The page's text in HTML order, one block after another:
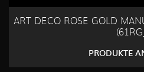
ART DECO ROSE GOLD
PRODUKTE